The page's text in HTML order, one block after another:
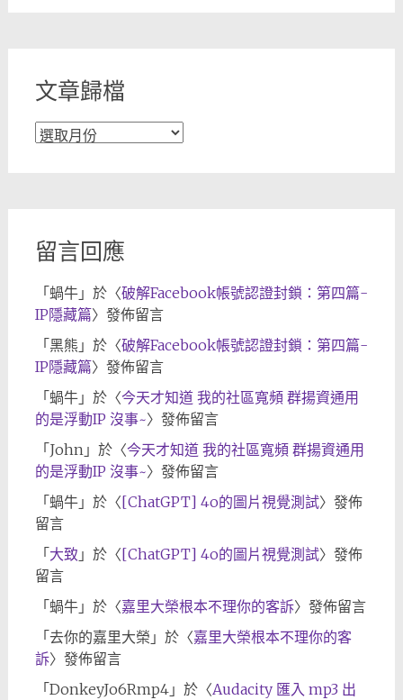
文章歸檔
文
留言回應
「蝸牛」於〈破解Facebook帳號認證封鎖：第四篇-
IP隱藏篇〉發佈留言
「黑熊 」於〈破解Facebook帳號認證封鎖：第四篇-
IP隱藏篇〉發佈留言
「蝸牛」於〈今天才知道 我的社區寬頻 群揚資通用
的是浮動IP 沒事~〉發佈留言
「John 」於〈今天才知道 我的社區寬頻 群揚資通用
的是浮動IP 沒事~〉發佈留言
「蝸牛」於〈[ChatGPT] 4o的圖片視覺測試〉發佈
留言
「大致 」於〈[ChatGPT] 4o的圖片視覺測試〉發佈
留言
「蝸牛」於〈嘉里大榮根本不理你的客訴〉發佈留言
「去你的嘉里大榮 」於〈嘉里大榮根本不理你的客
訴〉發佈留言
「DonkeyJo6Rmp4」於〈Audacity 匯入 mp3 出